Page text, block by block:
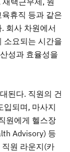
휴직 등과 같은
회사 차원에서
소요되는 시간을
성과 효율성을
된다. 직원의 건
입되며, 마사지
원에게 헬스장
Advisory) 등
원 라운지(카